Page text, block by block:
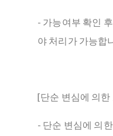
- 가능여부 확인
야 처리가 가능합
[단순 변심에 의한
- 단순 변심에 의